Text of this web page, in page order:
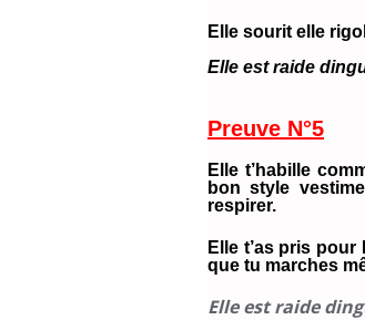
Elle sourit elle
Elle est raide
Preuve N°5
Elle t’habille
bon style
respirer.
Elle t’as pris
que tu marches
Elle est raide